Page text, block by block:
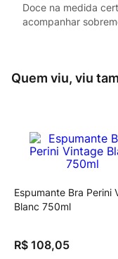
Doce na medida
acompanhar
Quem viu, viu
Espumante Bra Perini
Blanc 750ml
R$ 108,05